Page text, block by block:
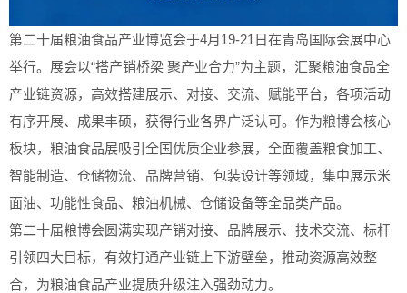
第二十届粮油食品产业博览会于4月19-21日在青岛国际会展中心
举行。展会以“搭产销桥梁 聚产业合力”为主题，汇聚粮油食品全
产业链资源，高效搭建展示、对接、交流、赋能平台，各项活动
有序开展、成果丰硕，获得行业各界广泛认可。作为粮博会核心
板块，粮油食品展吸引全国优质企业参展，全面覆盖粮食加工、
智能制造、仓储物流、品牌营销、包装设计等领域，集中展示米
面油、功能性食品、粮油机械、仓储设备等全品类产品。
第二十届粮博会圆满实现产销对接、品牌展示、技术交流、标杆
引领四大目标，有效打通产业链上下游壁垒，推动资源高效整
合，为粮油食品产业提质升级注入强劲动力。